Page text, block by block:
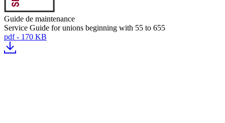
Guide de maintenance
Service Guide for unions beginning with 55 to 655
pdf - 170 KB